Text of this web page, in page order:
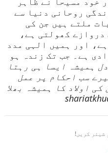
روحانی دنیا سے
ملتے ہیں جن کی
دروازے کھولتی ہے،
اور ہمیں الہی مدد
ہے۔ جب تک زندہ ہو
ہمیشہ ایسا ہی رہتا
سب احکام پر عمل
اولاد کا ہمیشہ بھلا
شیئر کریں!